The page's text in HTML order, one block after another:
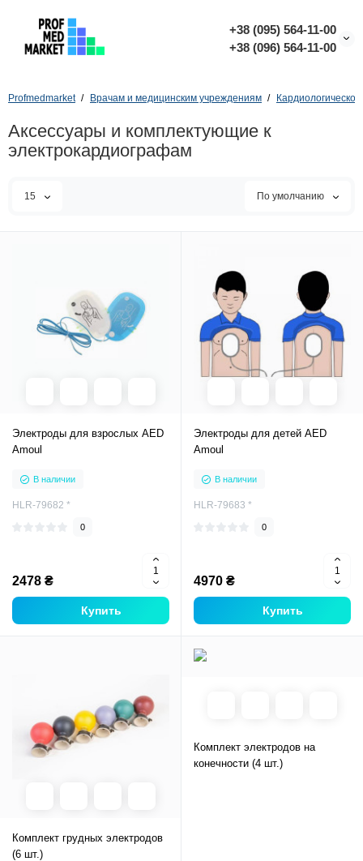
+38 (095) 564-11-00
+38 (096) 564-11-00
Profmedmarket Врачам и медицинским учреждениям
Аксессуары и комплектующие к
электрокардиографам
15 По умолчанию
Электроды для взрослых AED
Amoul
В наличии
HLR-79682 *
0
2478 ₴
Купить
Электроды для детей AED
Amoul
В наличии
HLR-79683 *
0
4970 ₴
Купить
Комплект грудных электродов
(6 шт.)
Комплект электродов на
конечности (4 шт.)